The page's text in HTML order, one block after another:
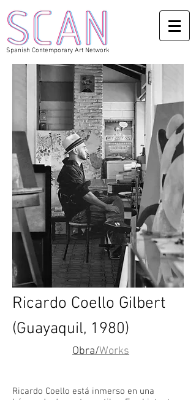
Spanish Contemporary Art Network
Ricardo Coello Gilbert
(Guayaquil, 1980)
Obra/Works
Ricardo Coello está inmerso en una